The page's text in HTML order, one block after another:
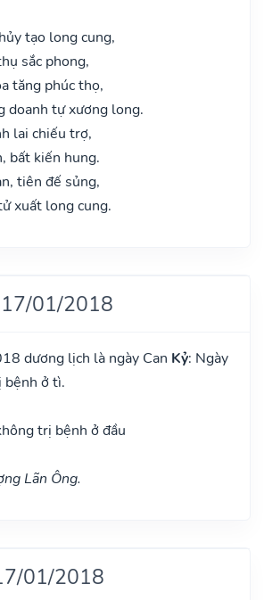
tạo long cung,
sắc phong,
tăng phúc thọ,
doanh tự xương long.
lai chiếu trợ,
bất kiến hung.
tiên đế sủng,
xuất long cung.
01/2018
dương lịch là ngày Can Kỷ: Ngày
bệnh ở tì.
trị bệnh ở đầu
Lãn Ông.
01/2018